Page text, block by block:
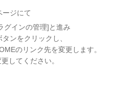
ージにて
インの管理]と進み
ンをクリックし、
のリンク先を変更します。
してください。